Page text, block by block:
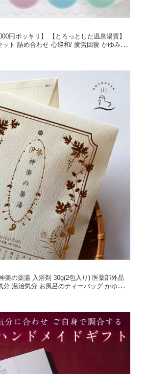
円ポッキリ】 【とろっとした温泉湯質】
ット 詰め合わせ 心巡和/ 疲労回復 かゆみ腰
用 リラックス 女性 男性 温泉 父 母 個包装
湿 ポイント消化 送料無料 ポスト投函 【医
楽の薬湯 入浴剤 30g(2包入り) 医薬部外品
分 湯治気分 お風呂のティーバッグ かゆみ
ント おうち時間 ポスト投函